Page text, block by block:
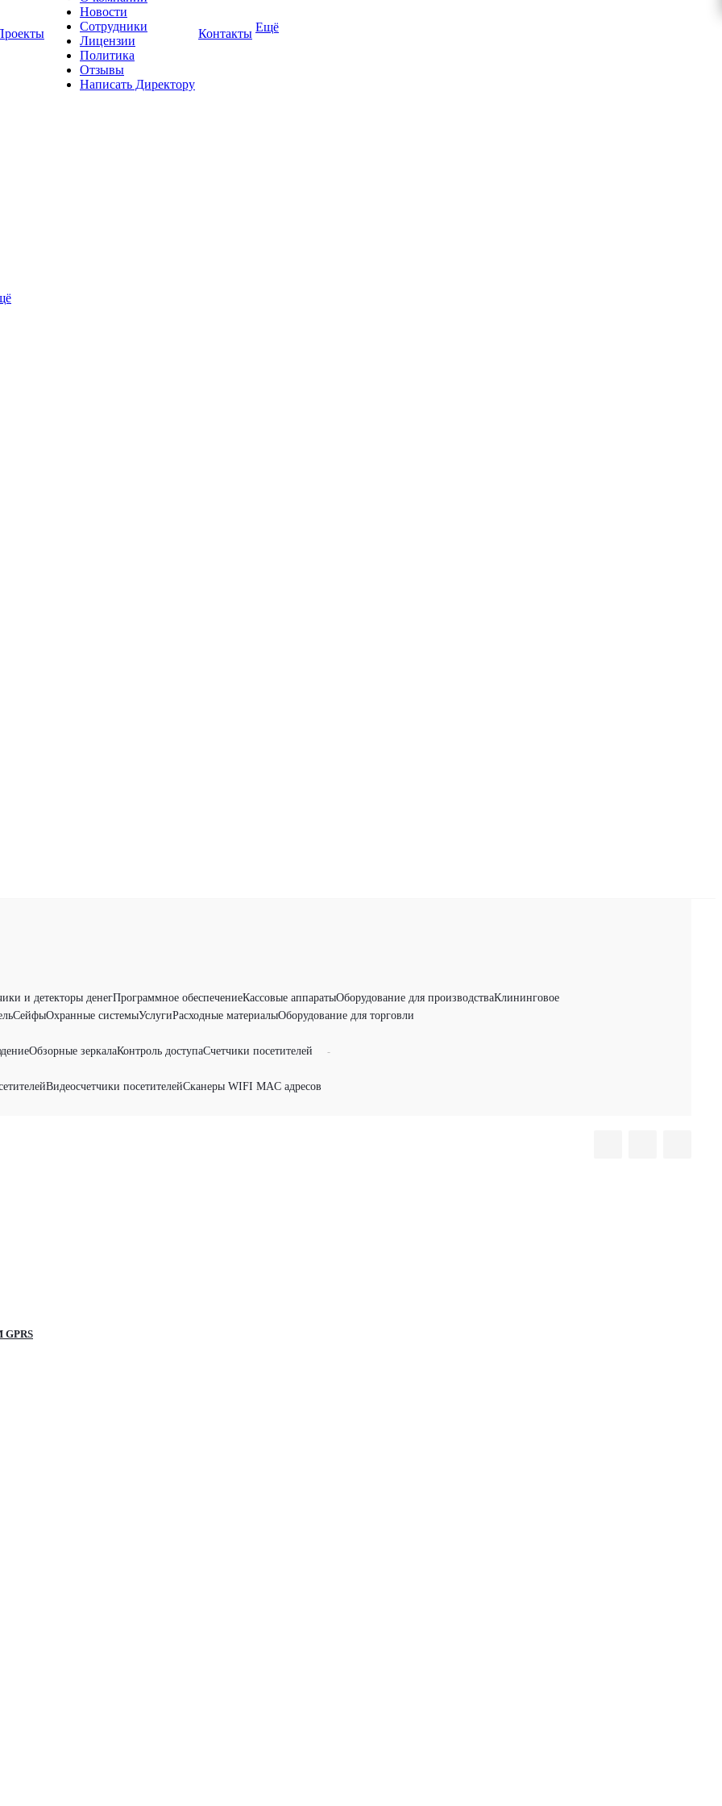
Новости
Сотрудники
Лицензии
Политика
Отзывы
Написать Директору
Контакты Ещё
и детекторы денегПрограммное обеспечениеКассовые аппаратыОборудование для производстваКлининговое
СейфыОхранные системыУслугиРасходные материалыОборудование для торговли
Обзорные зеркалаКонтроль доступаСчетчики посетителей
-
Видеосчетчики посетителейСканеры WIFI MAC адресов
GPRS